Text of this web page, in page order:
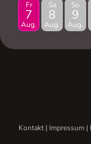
Fr
7
Aug.
Sa
8
Aug.
So
9
Aug.
Kontakt| Impressum |